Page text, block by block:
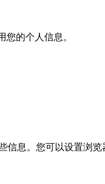
的个人信息。
息。您可以设置浏览